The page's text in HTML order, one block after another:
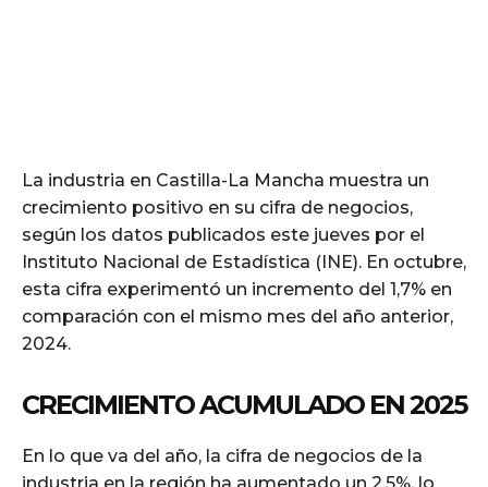
La industria en Castilla-La Mancha muestra un
crecimiento positivo en su cifra de negocios,
según los datos publicados este jueves por el
Instituto Nacional de Estadística (INE). En octubre,
esta cifra experimentó un incremento del 1,7% en
comparación con el mismo mes del año anterior,
2024.
CRECIMIENTO ACUMULADO EN 2025
En lo que va del año, la cifra de negocios de la